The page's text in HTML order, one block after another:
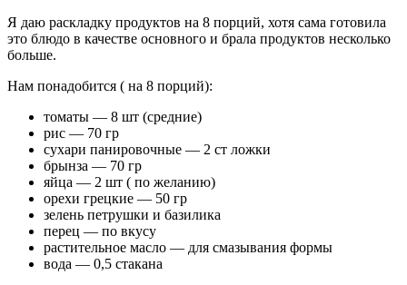
Я даю раскладку продуктов на 8 порций, хотя сама готовила
это блюдо в качестве основного и брала продуктов несколько
больше.
Нам понадобится ( на 8 порций):
томаты — 8 шт (средние)
рис — 70 гр
сухари панировочные — 2 ст ложки
брынза — 70 гр
яйца — 2 шт ( по желанию)
орехи грецкие — 50 гр
зелень петрушки и базилика
перец — по вкусу
растительное масло — для смазывания формы
вода — 0,5 стакана